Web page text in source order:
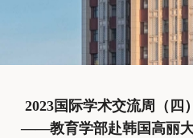
2023国际学术交流周（四
——教育学部赴韩国高丽